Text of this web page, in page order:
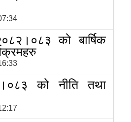
को बार्षिक
को नीति तथा